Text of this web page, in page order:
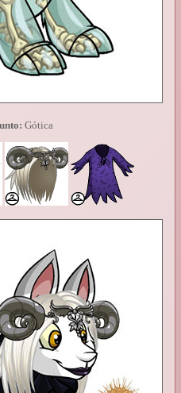
Gótica